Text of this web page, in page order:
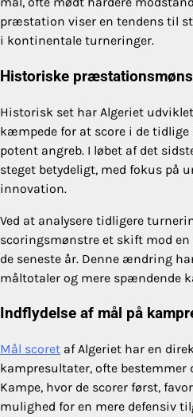
præstation viser en tendens til
i kontinentale turneringer.
Historiske
Historisk set har Algeriet
kæmpede for at score i de tidlige
potent angreb. I løbet af det
steget betydeligt, med fokus på
innovation.
Ved at analysere tidligere
scoringsmønstre et skift mod
de seneste år. Denne ændring
måltotaler og mere spændende
Indflydelse af mål på
Mål scoret af Algeriet har en
kampresultater, ofte bestemmer
Kampe, hvor de scorer først,
mulighed for en mere defensiv